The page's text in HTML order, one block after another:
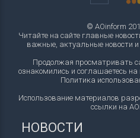
© AOinform
Читайте на сайте главные
важные, актуальные новости
Продолжая просматривать
ознакомились и соглашаетесь
Политика
Использование материалов
ссылки на
НОВОСТИ